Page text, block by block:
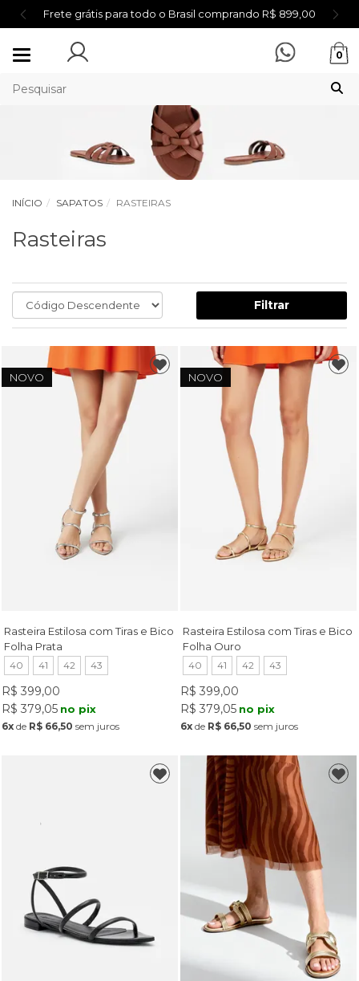
Frete grátis para todo o Brasil comprando R$ 899,00
Mudar
0
INÍCIO SAPATOS RASTEIRAS
Rasteiras
Filtrar
NOVO
Rasteira Estilosa com Tiras e Bico
Folha Prata
40 41 42 43
R$ 399,00
R$ 379,05 no pix
6xde R$ 66,50 sem juros
NOVO
Rasteira Estilosa com Tiras e Bico
Folha Ouro
40 41 42 43
R$ 399,00
R$ 379,05 no pix
6x de R$ 66,50 sem juros